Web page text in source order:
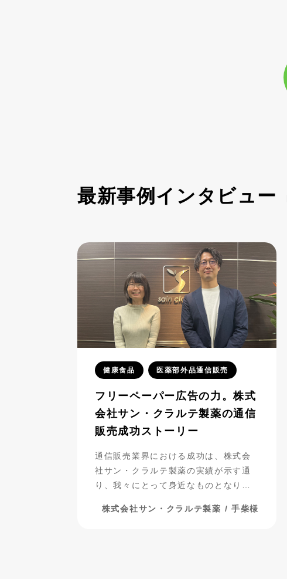
最新事例インタビュー
健康食品 医薬部外品通信販売
フリーペーパー広告の力。株式
会社サン・クラルテ製薬の通信
販売成功ストーリー
通信販売業界における成功は、株式会
社サン・クラルテ製薬の実績が示す通
り、我々にとって身近なものとなりつ
告を活用し、事業を発展させてきた過
株式会社サン・クラルテ製薬 / 手柴様